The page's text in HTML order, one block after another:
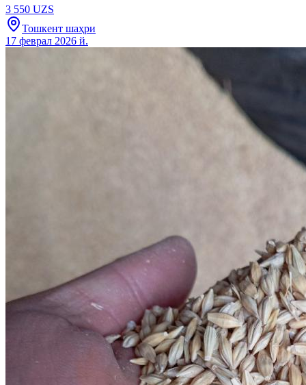
3 550 UZS
Тошкент шаҳри
17 феврал 2026 й.